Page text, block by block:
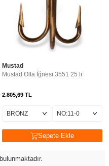
Mustad
Mustad Olta İğnesi 3551 25 li
2.805,69 TL
Sepete Ekle